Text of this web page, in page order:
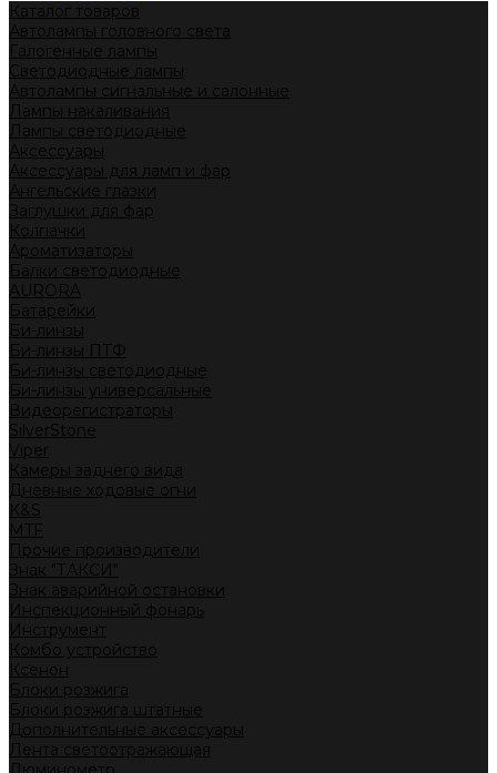
Каталог товаров
Автолампы головного света
Галогенные лампы
Светодиодные лампы
Автолампы сигнальные и салонные
Лампы накаливания
Лампы светодиодные
Аксессуары
Аксессуары для ламп и фар
Ангельские глазки
Заглушки для фар
Колпачки
Ароматизаторы
Балки светодиодные
AURORA
Батарейки
Би-линзы
Би-линзы ПТФ
Би-линзы светодиодные
Би-линзы универсальные
Видеорегистраторы
SilverStone
Viper
Камеры заднего вида
Дневные ходовые огни
K&S
MTF
Прочие производители
Знак "ТАКСИ"
Знак аварийной остановки
Инспекционный фонарь
Инструмент
Комбо устройство
Ксенон
Блоки розжига
Блоки розжига штатные
Дополнительные аксессуары
Лента светоотражающая